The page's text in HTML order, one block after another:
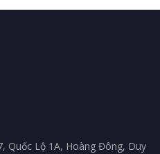
Quốc Lộ 1A, Hoàng Đông, Duy